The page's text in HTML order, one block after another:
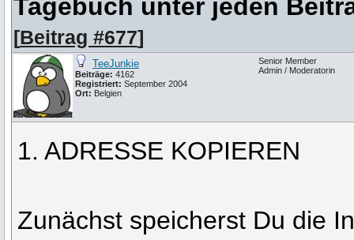
Tagebuch unter jeden
[Beitrag #677]
TeeJunkie
Beiträge: 4162
Registriert: September 2004
Ort: Belgien
Senior Member
Admin / Moderatorin
1. ADRESSE KOPIEREN
Zunächst speicherst Du die